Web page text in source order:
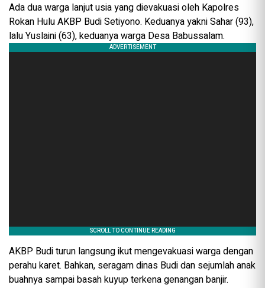
Ada dua warga lanjut usia yang dievakuasi oleh Kapolres
Rokan Hulu AKBP Budi Setiyono. Keduanya yakni Sahar (93),
lalu Yuslaini (63), keduanya warga Desa Babussalam.
AKBP Budi turun langsung ikut mengevakuasi warga dengan
perahu karet. Bahkan, seragam dinas Budi dan sejumlah anak
buahnya sampai basah kuyup terkena genangan banjir.